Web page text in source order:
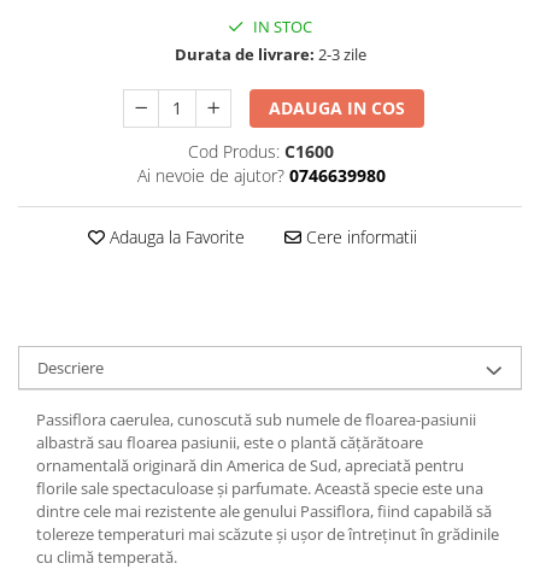
IN STOC
Durata de livrare: 2-3 zile
ADAUGA IN COS
Cod Produs: C1600
Ai nevoie de ajutor? 0746639980
Adauga la Favorite Cere informatii
Descriere
Passiflora caerulea, cunoscută sub numele de floarea-pasiunii
albastră sau floarea pasiunii, este o plantă cățărătoare
ornamentală originară din America de Sud, apreciată pentru
florile sale spectaculoase și parfumate. Această specie este una
dintre cele mai rezistente ale genului Passiflora, fiind capabilă să
tolereze temperaturi mai scăzute și ușor de întreținut în grădinile
cu climă temperată.